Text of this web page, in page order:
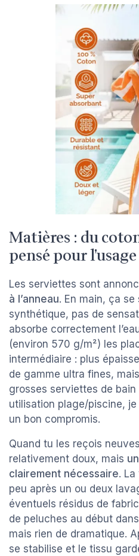
Matières : du
pensé pour
Les serviettes sont
à l’anneau. En main, ça se
synthétique, pas de
absorbe correctement
(environ 570 g/m²) les
intermédiaire : plus
de gamme ultra fines,
grosses serviettes de bain
utilisation plage/piscine,
un bon compromis.
Quand tu les reçois
relativement doux, mais
clairement nécessaire. La
peu après un ou deux
éventuels résidus de
de peluches au début
mais rien de dramatique.
se stabilise et le tissu